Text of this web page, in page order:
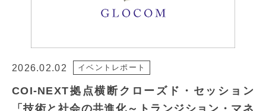
2026.02.02 イベントレポート
COI-NEXT拠点横断クローズド・セッション
「技術と社会の共進化～トランジション・マネ